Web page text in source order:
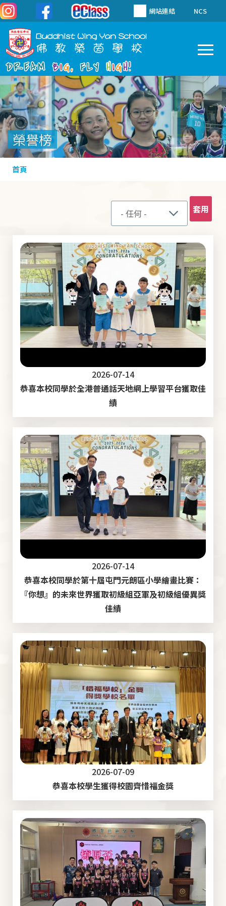
移至主內容 網站連結 NCS
Main
navigation
榮譽榜
導
首頁
2026-07-14
恭喜本校同學於全港普通話天地網上學習平台獲取佳
績
2026-07-14
恭喜本校同學於第十屆屯門元朗區小學繪畫比賽：
『你想』的未來世界獲取初級組亞軍及初級組優異獎
佳績
2026-07-09
恭喜本校學生獲得校園齊惜福金獎